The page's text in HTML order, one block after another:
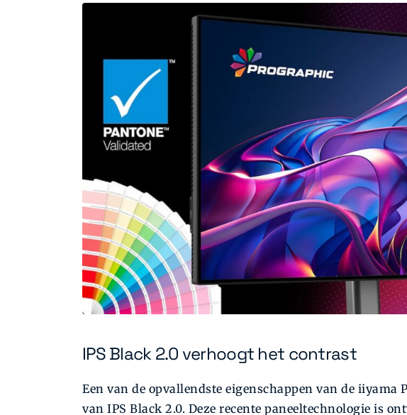
IPS Black 2.0 verhoogt het contrast
Een van de opvallendste eigenschappen van de
van IPS Black 2.0. Deze recente paneeltechnologie is